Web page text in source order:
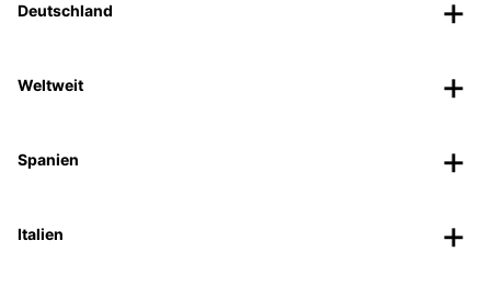
Deutschland
Weltweit
Spanien
Italien